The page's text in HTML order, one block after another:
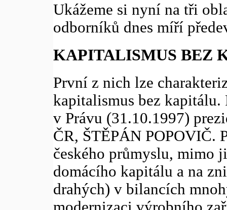
Ukážeme si nyní na tři
odborníků dnes míří
KAPITALISMUS BEZ
První z nich lze
kapitalismus bez
v Právu (31.10.1997)
ČR, ŠTĚPÁN POPOVIČ.
českého průmyslu, mimo
domácího kapitálu a na
drahých) v bilancích